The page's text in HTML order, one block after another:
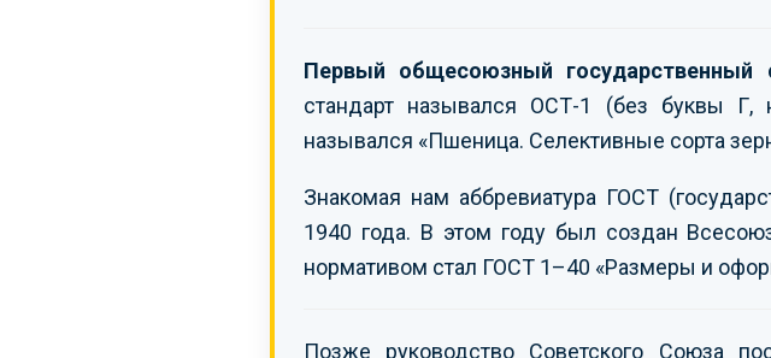
Первый общесоюзный
стандарт назывался ОСТ-1 (без буквы
назывался «Пшеница. Селективные сорта
Знакомая нам аббревиатура ГОСТ
1940 года. В этом году был создан
нормативом стал ГОСТ 1–40 «Размеры и
Позже руководство Советского Союза